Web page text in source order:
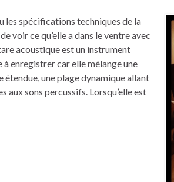
les spécifications techniques de la
voir ce qu’elle a dans le ventre avec
acoustique est un instrument
enregistrer car elle mélange une
étendue, une plage dynamique allant
aux sons percussifs. Lorsqu’elle est